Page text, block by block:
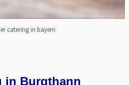
MORE ღ eventcatering24
in Burgthann